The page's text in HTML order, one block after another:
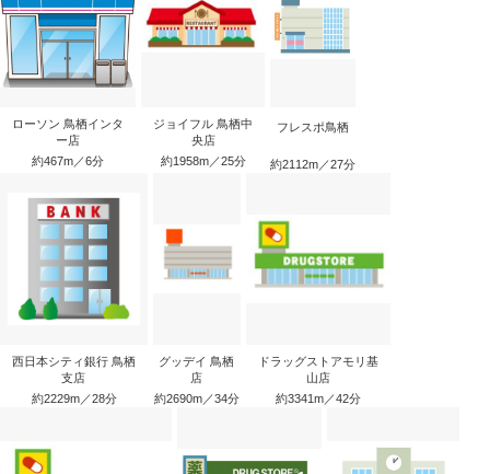
ローソン 鳥栖インタ
ー店
約467m／6分
ジョイフル 鳥栖中
央店
約1958m／25分
フレスポ鳥栖
約2112m／27分
西日本シティ銀行 鳥栖
支店
約2229m／28分
グッデイ 鳥栖
店
約2690m／34分
ドラッグストアモリ基
山店
約3341m／42分